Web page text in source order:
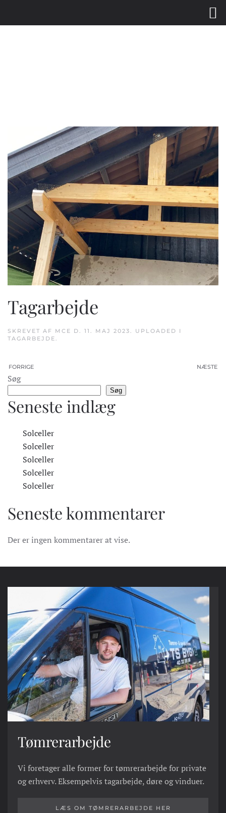
Gå
Tagarbejde
SKREVET AF MCE D. 11. MAJ 2023
. UPLOADED I
TAGARBEJDE
FORRIGE NÆSTE
Søg
Søg
Seneste indlæg
Solceller
Solceller
Solceller
Solceller
Solceller
Seneste kommentarer
Der er ingen kommentarer at vise.
Tømrerarbejde
Vi foretager alle former for tømrerarbejde for private
og erhverv. Eksempelvis tagarbejde, døre og vinduer.
LÆS OM TØMRERARBEJDE HER